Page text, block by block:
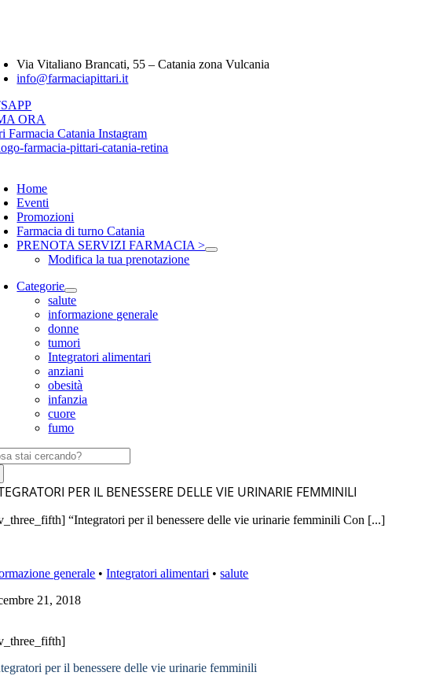
Via Vitaliano Brancati, 55 – Catania zona Vulcania
info@farmaciapittari.it
ORA
Home
Eventi
Promozioni
Farmacia di turno Catania
PRENOTA SERVIZI FARMACIA >
Modifica la tua prenotazione
Categorie
salute
informazione generale
donne
tumori
Integratori alimentari
anziani
obesità
infanzia
cuore
fumo
PER IL BENESSERE DELLE VIE URINARIE FEMMINILI
“Integratori per il benessere delle vie urinarie femminili Con [...]
generale •Integratori alimentari •salute
21, 2018
per il benessere delle vie urinarie femminili